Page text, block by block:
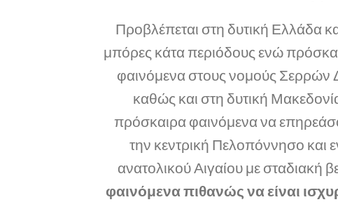
Προβλέπεται στη δυτική Ελλάδα
μπόρες κάτα περιόδους ενώ
φαινόμενα στους νομούς
καθώς και στη δυτική
πρόσκαιρα φαινόμενα να
την κεντρική Πελοπόννησο και
ανατολικού Αιγαίου με σταδιακή
φαινόμενα πιθανώς να είναι